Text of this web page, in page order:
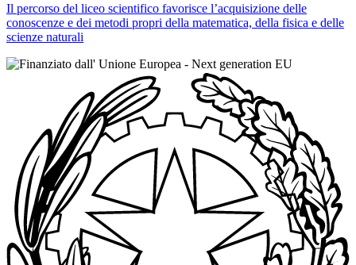
Il percorso del liceo scientifico favorisce l’acquisizione delle
conoscenze e dei metodi propri della matematica, della fisica e delle
scienze naturali